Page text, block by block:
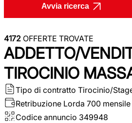
Avvia ricerca
4172 OFFERTE TROVATE
ADDETTO/
TIROCINIO
Tipo di contratto Tirocinio/
Retribuzione Lorda 700 mensile
Codice annuncio 349948